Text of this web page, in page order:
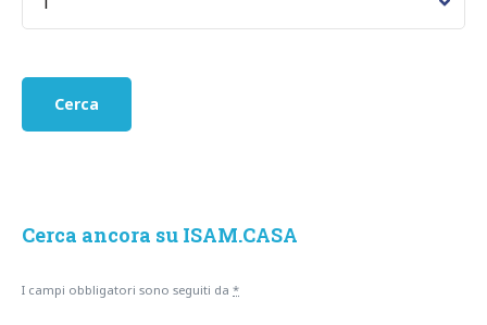
Cerca ancora su ISAM.CASA
I campi obbligatori sono seguiti da *